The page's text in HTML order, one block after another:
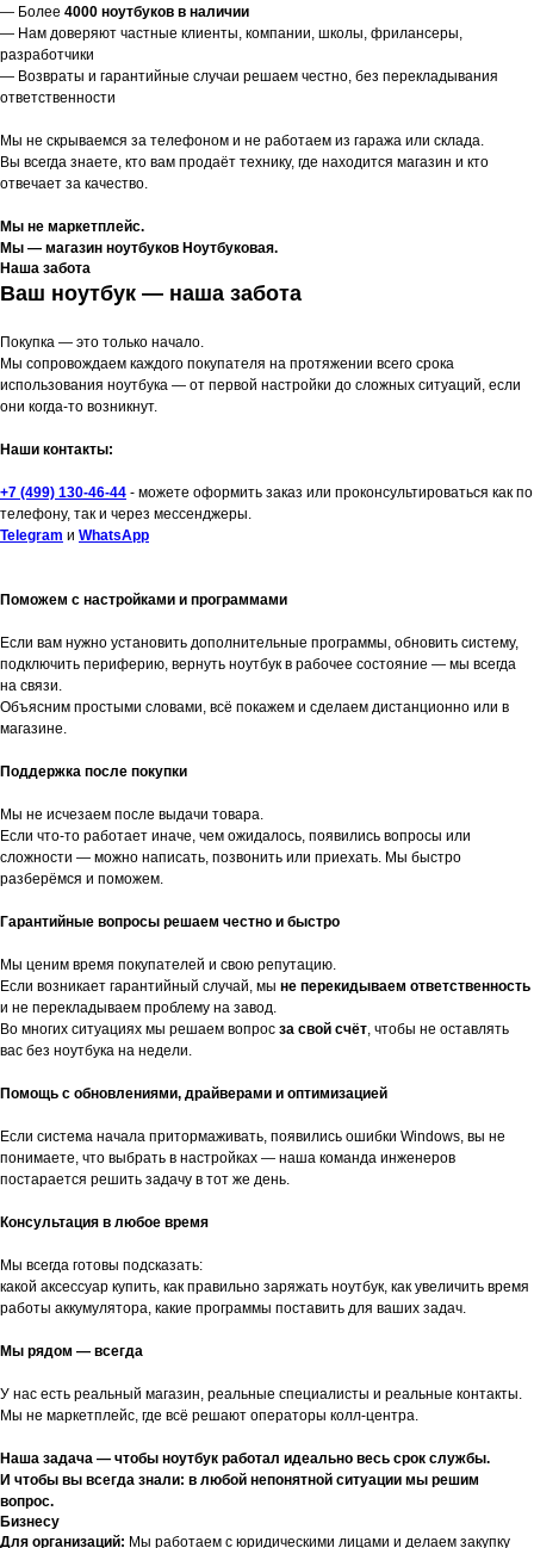
— Более 4000 ноутбуков в наличии
— Нам доверяют частные клиенты, компании, школы, фрилансеры,
разработчики
— Возвраты и гарантийные случаи решаем честно, без перекладывания
ответственности
Мы не скрываемся за телефоном и не работаем из гаража или склада.
Вы всегда знаете, кто вам продаёт технику, где находится магазин и кто
отвечает за качество.
Мы не маркетплейс.
Мы — магазин ноутбуков Ноутбуковая.
Наша забота
Ваш ноутбук — наша забота
Покупка — это только начало.
Мы сопровождаем каждого покупателя на протяжении всего срока
использования ноутбука — от первой настройки до сложных ситуаций, если
они когда-то возникнут.
Наши контакты:
+7 (499) 130-46-44 - можете оформить заказ или проконсультироваться как по
телефону, так и через мессенджеры.
Telegram и WhatsApp
Поможем с настройками и программами
Если вам нужно установить дополнительные программы, обновить систему,
подключить периферию, вернуть ноутбук в рабочее состояние — мы всегда
на связи.
Объясним простыми словами, всё покажем и сделаем дистанционно или в
магазине.
Поддержка после покупки
Мы не исчезаем после выдачи товара.
Если что-то работает иначе, чем ожидалось, появились вопросы или
сложности — можно написать, позвонить или приехать. Мы быстро
разберёмся и поможем.
Гарантийные вопросы решаем честно и быстро
Мы ценим время покупателей и свою репутацию.
Если возникает гарантийный случай, мы не перекидываем ответственность
и не перекладываем проблему на завод.
Во многих ситуациях мы решаем вопрос за свой счёт, чтобы не оставлять
вас без ноутбука на недели.
Помощь с обновлениями, драйверами и оптимизацией
Если система начала притормаживать, появились ошибки Windows, вы не
понимаете, что выбрать в настройках — наша команда инженеров
постарается решить задачу в тот же день.
Консультация в любое время
Мы всегда готовы подсказать:
какой аксессуар купить, как правильно заряжать ноутбук, как увеличить время
работы аккумулятора, какие программы поставить для ваших задач.
Мы рядом — всегда
У нас есть реальный магазин, реальные специалисты и реальные контакты.
Мы не маркетплейс, где всё решают операторы колл-центра.
Наша задача — чтобы ноутбук работал идеально весь срок службы.
И чтобы вы всегда знали: в любой непонятной ситуации мы решим
вопрос.
Бизнесу
Для организаций: Мы работаем с юридическими лицами и делаем закупку